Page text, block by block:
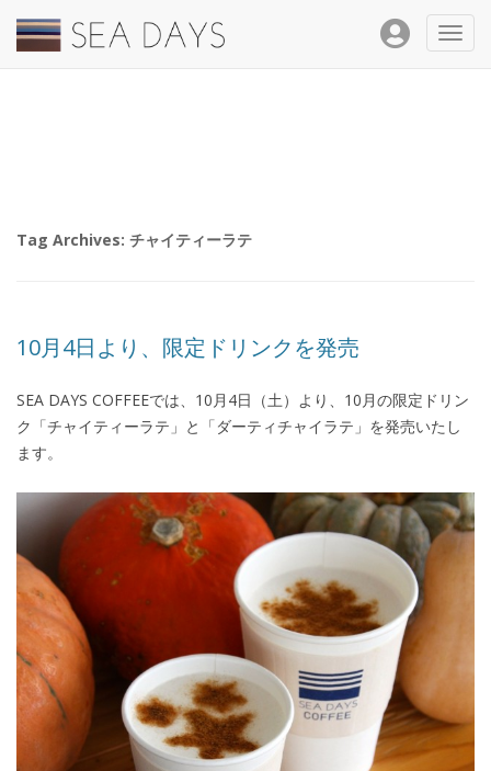
Tag Archives: チャイティーラテ
10月4日より、限定ドリンクを発売
SEA DAYS COFFEEでは、10月4日（土）より、10月の限定ドリン
ク「チャイティーラテ」と「ダーティチャイラテ」を発売いたし
ます。